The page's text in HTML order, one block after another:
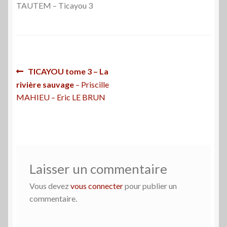
TAUTEM – Ticayou 3
Navigation
de
Article
précédent :
TICAYOU tome 3 – La
rivière sauvage – Priscille
MAHIEU – Eric LE BRUN
Laisser un commentaire
Vous devez vous connecterpour publier un
commentaire.